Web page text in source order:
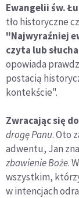
Ewangelii św.
tło historyczne
"Najwyraźniej
czyta lub
opowiada
postacią
kontekście".
Zwracając się
drogę Panu. Oto
adwentu, Jan
zbawienie Boże.
wszystkim,
w intencjach